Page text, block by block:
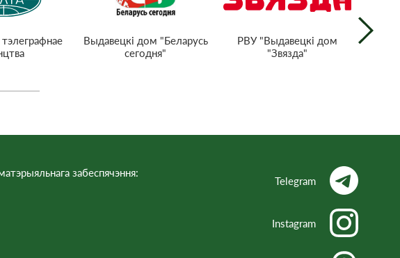
Выдавецкі дом "Беларусь
сегодня"
РВУ "Выдавецкі дом
"Звязда"
забеспячэння:
Telegram
Instagram